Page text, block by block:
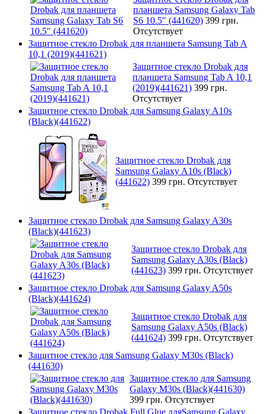
планшета Samsung Galaxy Tab
S6 10.5" (441620) 399 грн.
Отсутствует
Защитное стекло Drobak для планшета Samsung Tab A
10,1 (2019)(441621)
Защитное стекло Drobak для
планшета Samsung Tab A 10,1
(2019)(441621) 399 грн.
Отсутствует
Защитное стекло Drobak для Samsung Galaxy A10s
(Black)(441622)
Защитное стекло Drobak для
Samsung Galaxy A10s (Black)
(441622) 399 грн. Отсутствует
Защитное стекло Drobak для Samsung Galaxy A30s
(Black)(441623)
Защитное стекло Drobak для
Samsung Galaxy A30s (Black)
(441623) 399 грн. Отсутствует
Защитное стекло Drobak для Samsung Galaxy A50s
(Black)(441624)
Защитное стекло Drobak для
Samsung Galaxy A50s (Black)
(441624) 399 грн. Отсутствует
Защитное стекло для Samsung Galaxy M30s (Black)
(441630)
Защитное стекло для Samsung
Galaxy M30s (Black)(441630)
399 грн. Отсутствует
Защитное стекло Drobak Full Glue дляSamsung Galaxy